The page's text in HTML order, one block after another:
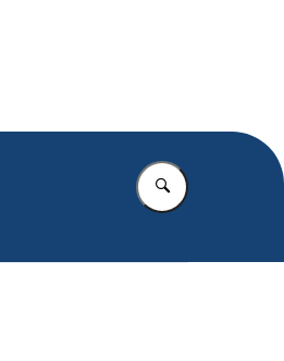
Vul in wat u